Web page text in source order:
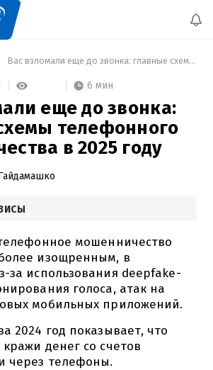
Вас взломали еще до звонка: главные схемы телефонного мошенничества в 2025 году
6 мин
еще до звонка:
телефонного
в 2025 году
мошенничество
изощренным, в
за использования deepfake-
голоса, атак на
мобильных приложений.
2024 год показывает, что
кражи денег со счетов
через телефоны.